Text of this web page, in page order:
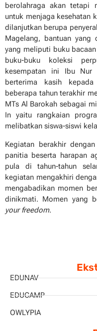
berolahraga akan tetapi
untuk menjaga kesehatan
dilanjutkan berupa
Magelang, bantuan yang
yang meliputi buku
buku-buku koleksi
kesempatan ini Ibu
berterima kasih
beberapa tahun terakhir
MTs Al Barokah sebagai
In yaitu rangkaian
melibatkan siswa-siswi
Kegiatan berakhir
panitia beserta harapan
pula di tahun-tahun
kegiatan mengakhiri
mengabadikan momen
dinikmati. Momen yang
your freedom.
EDUNAV
EDUCAMP
OWLYPIA